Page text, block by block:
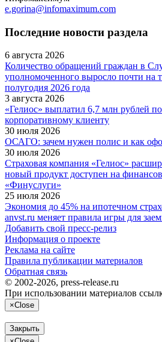
e.gorina@infomaximum.com
Последние новости раздела
6 августа 2026
Количество обращений граждан в
уполномоченного выросло почти на
полугодия 2026 года
3 августа 2026
«Гелиос» выплатил 6,7 млн рублей
корпоративному клиенту
30 июля 2026
ОСАГО: зачем нужен полис и как
30 июля 2026
Страховая компания «Гелиос»
новый продукт доступен на
«Финуслуги»
25 июля 2026
Экономия до 45% на ипотечном
anvst.ru меняет правила игры для
Добавить свой пресс-релиз
Информация о проекте
Реклама на сайте
Правила публикации материалов
Обратная связь
© 2002-2026, press-release.ru
При использовании материалов
×Close
Закрыть